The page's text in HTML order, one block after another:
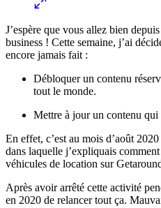
J’espère que vous allez bien
business ! Cette semaine, j’ai
encore jamais fait :
Débloquer un contenu
tout le monde.
Mettre à jour un contenu qui
En effet, c’est au mois d’août
dans laquelle j’expliquais
véhicules de location sur
Après avoir arrêté cette activité
en 2020 de relancer tout ça.